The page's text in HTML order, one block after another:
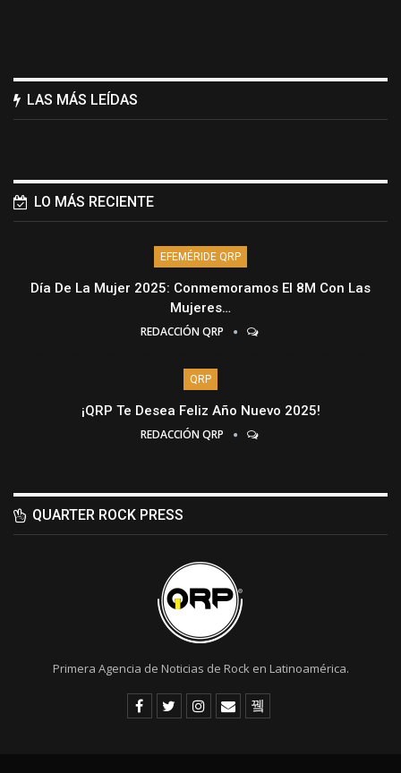
LAS MÁS LEÍDAS
LO MÁS RECIENTE
EFEMÉRIDE QRP
Día De La Mujer 2025: Conmemoramos El 8M Con Las
Mujeres…
REDACCIÓN QRP
QRP
¡QRP Te Desea Feliz Año Nuevo 2025!
REDACCIÓN QRP
QUARTER ROCK PRESS
Primera Agencia de Noticias de Rock en Latinoamérica.